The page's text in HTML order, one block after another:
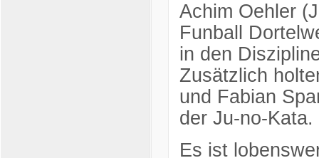
Achim Oehler
Funball
in den
Zusätzlich
und Fabian
der Ju-no-Kata.
Es ist